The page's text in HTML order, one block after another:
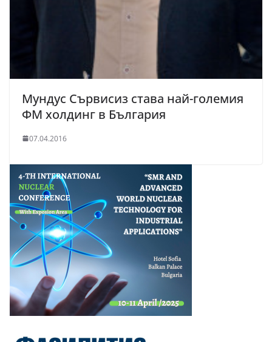
Мундус Сървисиз става най-големия
ФМ холдинг в България
07.04.2016